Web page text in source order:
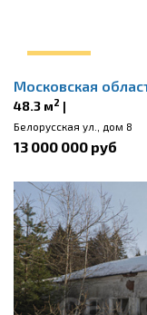
Московская
48.3 м2 |
Белорусская ул., дом 8
13 000 000 руб